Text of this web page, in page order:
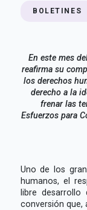
BOLETINES
En este mes
reafirma su
los derechos
derecho a la
frenar las
Esfuerzos para
Uno de los
humanos, el
libre desarrollo
conversión que,